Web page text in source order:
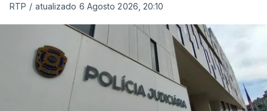
RTP / atualizado 6 Agosto 2026, 20:10